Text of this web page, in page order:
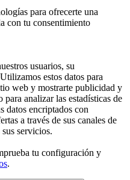
para ofrecerte una
con tu consentimiento
usuarios, su
estos datos para
web y mostrarte publicidad y
analizar las estadísticas de
datos encriptados con
a través de sus canales de
servicios.
tu configuración y
.